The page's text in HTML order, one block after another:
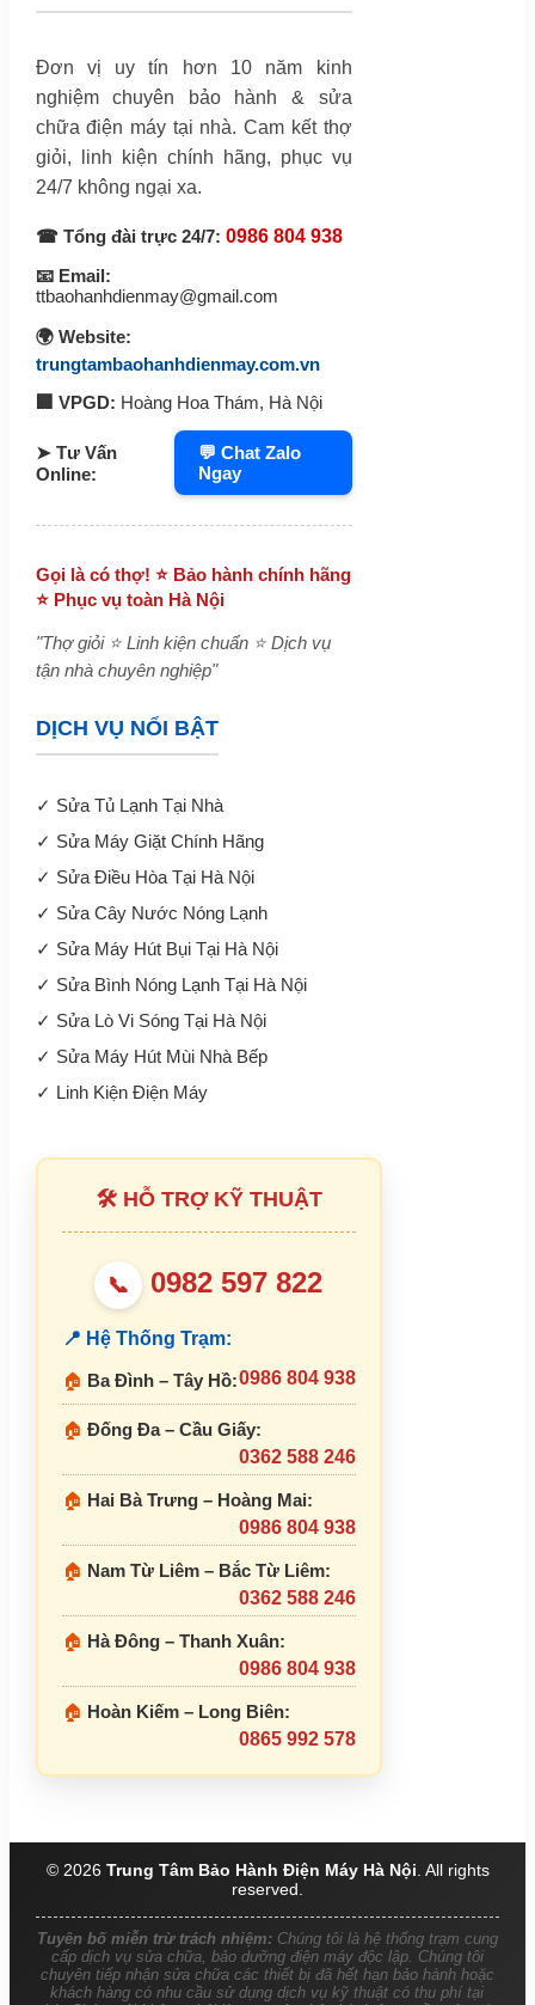
Đơn vị uy tín hơn 10 năm kinh
nghiệm chuyên bảo hành & sửa
chữa điện máy tại nhà. Cam kết thợ
giỏi, linh kiện chính hãng, phục vụ
24/7 không ngại xa.
☎ Tổng đài trực 24/7: 0986 804 938
📧 Email:
ttbaohanhdienmay@gmail.com
🌍 Website:
trungtambaohanhdienmay.com.vn
🏢 VPGD: Hoàng Hoa Thám, Hà Nội
➤ Tư Vấn
Online:
💬 Chat Zalo
Ngay
Gọi là có thợ! ⭐ Bảo hành chính hãng
⭐ Phục vụ toàn Hà Nội
"Thợ giỏi ⭐ Linh kiện chuẩn ⭐ Dịch vụ
tận nhà chuyên nghiệp"
DỊCH VỤ NỔI BẬT
✓ Sửa Tủ Lạnh Tại Nhà
✓ Sửa Máy Giặt Chính Hãng
✓ Sửa Điều Hòa Tại Hà Nội
✓ Sửa Cây Nước Nóng Lạnh
✓ Sửa Máy Hút Bụi Tại Hà Nội
✓ Sửa Bình Nóng Lạnh Tại Hà Nội
✓ Sửa Lò Vi Sóng Tại Hà Nội
✓ Sửa Máy Hút Mùi Nhà Bếp
✓ Linh Kiện Điện Máy
🛠 HỖ TRỢ KỸ THUẬT
📞 0982 597 822
📍 Hệ Thống Trạm:
🏠 Ba Đình – Tây Hồ:0986 804 938
🏠 Đống Đa – Cầu Giấy:
0362 588 246
🏠 Hai Bà Trưng – Hoàng Mai:
0986 804 938
🏠 Nam Từ Liêm – Bắc Từ Liêm:
0362 588 246
🏠 Hà Đông – Thanh Xuân:
0986 804 938
🏠 Hoàn Kiếm – Long Biên:
0865 992 578
© 2026 Trung Tâm Bảo Hành Điện Máy Hà Nội. All rights
reserved.
Tuyên bố miễn trừ trách nhiệm:Chúng tôi là hệ thống trạm cung
cấp dịch vụ sửa chữa, bảo dưỡng điện máy độc lập. Chúng tôi
chuyên tiếp nhận sửa chữa các thiết bị đã hết hạn bảo hành hoặc
khách hàng có nhu cầu sử dụng dịch vụ kỹ thuật có thu phí tại